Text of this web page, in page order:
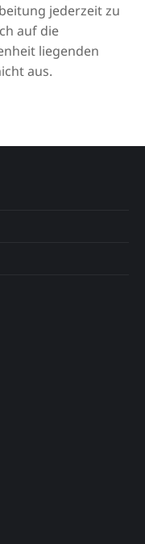
jederzeit zu
auf die
liegenden
aus.